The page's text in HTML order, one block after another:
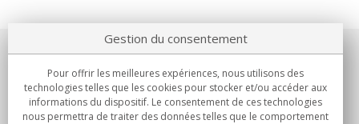
Notre société
Engagements
Gestion du consentement
Pour offrir les meilleures expériences, nous utilisons des
technologies telles que les cookies pour stocker et/ou accéder aux
informations du dispositif. Le consentement de ces technologies
nous permettra de traiter des données telles que le comportement